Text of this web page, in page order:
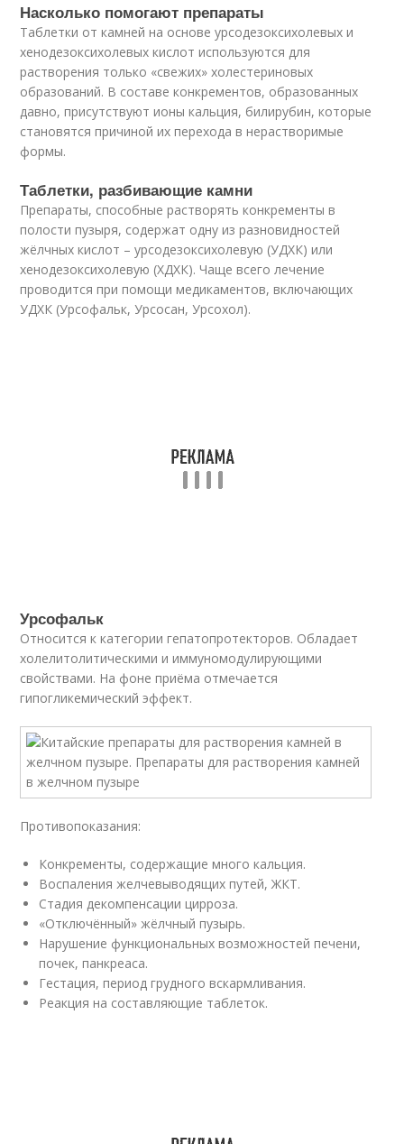
Насколько помогают препараты
Таблетки от камней на основе урсодезоксихолевых и
хенодезоксихолевых кислот используются для
растворения только «свежих» холестериновых
образований. В составе конкрементов, образованных
давно, присутствуют ионы кальция, билирубин, которые
становятся причиной их перехода в нерастворимые
формы.
Таблетки, разбивающие камни
Препараты, способные растворять конкременты в
полости пузыря, содержат одну из разновидностей
жёлчных кислот – урсодезоксихолевую (УДХК) или
хенодезоксихолевую (ХДХК). Чаще всего лечение
проводится при помощи медикаментов, включающих
УДХК (Урсофальк, Урсосан, Урсохол).
Урсофальк
Относится к категории гепатопротекторов. Обладает
холелитолитическими и иммуномодулирующими
свойствами. На фоне приёма отмечается
гипогликемический эффект.
Противопоказания:
Конкременты, содержащие много кальция.
Воспаления желчевыводящих путей, ЖКТ.
Стадия декомпенсации цирроза.
«Отключённый» жёлчный пузырь.
Нарушение функциональных возможностей печени,
почек, панкреаса.
Гестация, период грудного вскармливания.
Реакция на составляющие таблеток.